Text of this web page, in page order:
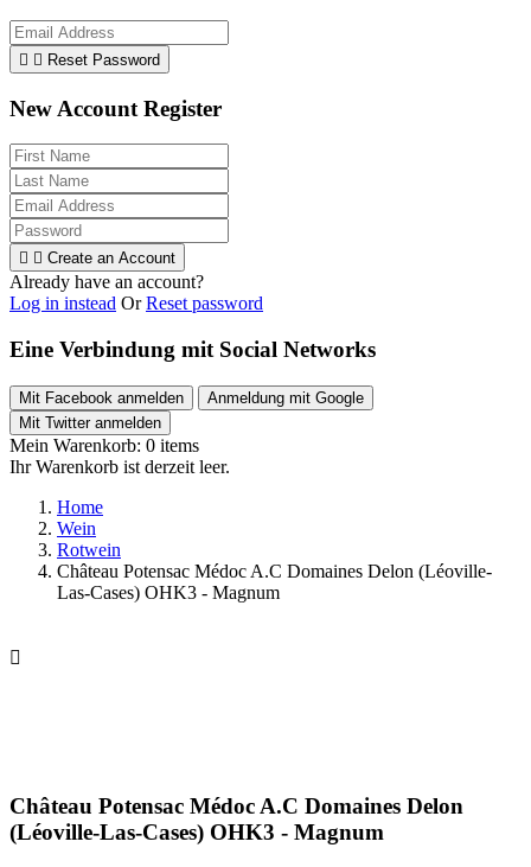
  Reset Password
New Account Register
  Create an Account
Already have an account?
Log in instead OrReset password
Eine Verbindung mit Social Networks
Mit Facebook anmelden
Anmeldung mit Google
Mit Twitter anmelden
Mein Warenkorb: 0 items
Ihr Warenkorb ist derzeit leer.
Home
Wein
Rotwein
Château Potensac Médoc A.C Domaines Delon (Léoville-
Las-Cases) OHK3 - Magnum

Château Potensac Médoc A.C Domaines Delon
(Léoville-Las-Cases) OHK3 - Magnum